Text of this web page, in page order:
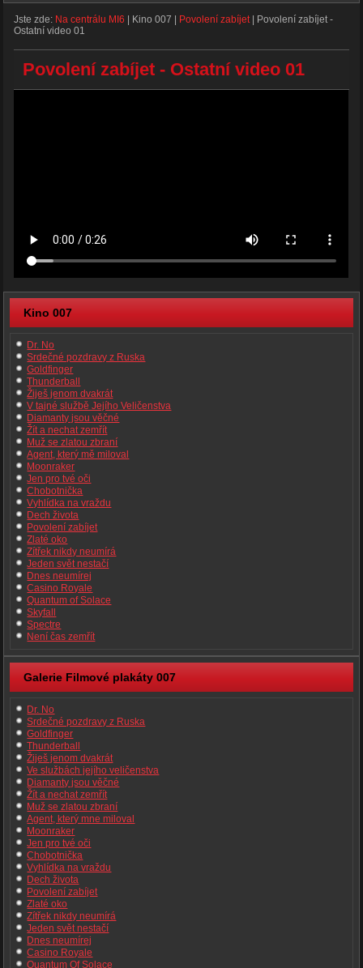
Jste zde: Na centrálu MI6 Kino 007 Povolení zabíjet|
Povolení zabíjet -
Ostatní video 01
Povolení zabíjet - Ostatní video 01
Kino 007
Dr. No
Srdečné pozdravy z Ruska
Goldfinger
Thunderball
Žiješ jenom dvakrát
V tajné službě Jejího Veličenstva
Diamanty jsou věčné
Žít a nechat zemřít
Muž se zlatou zbraní
Agent, který mě miloval
Moonraker
Jen pro tvé oči
Chobotnička
Vyhlídka na vraždu
Dech života
Povolení zabíjet
Zlaté oko
Zítřek nikdy neumírá
Jeden svět nestačí
Dnes neumírej
Casino Royale
Quantum of Solace
Skyfall
Spectre
Není čas zemřít
Galerie Filmové plakáty 007
Dr. No
Srdečné pozdravy z Ruska
Goldfinger
Thunderball
Žiješ jenom dvakrát
Ve službách jejího veličenstva
Diamanty jsou věčné
Žít a nechat zemřít
Muž se zlatou zbraní
Agent, který mne miloval
Moonraker
Jen pro tvé oči
Chobotnička
Vyhlídka na vraždu
Dech života
Povolení zabíjet
Zlaté oko
Zítřek nikdy neumírá
Jeden svět nestačí
Dnes neumírej
Casino Royale
Quantum Of Solace